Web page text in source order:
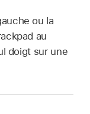
ou la
au
doigt sur une